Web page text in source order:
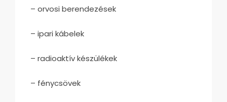
– orvosi berendezések
– ipari kábelek
– radioaktív készülékek
– fénycsövek